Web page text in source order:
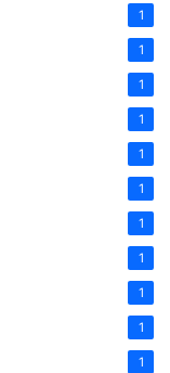
1
1
1
1
1
1
1
1
1
1
1